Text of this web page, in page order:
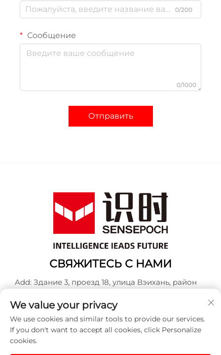
0/200
Сообщение
0/1000
Отправить
СВЯЖИТЕСЬ С НАМИ
Add: Здание 3, проезд 18, улица Вэихань, район
Тел.:+86-13917707297
Эл. почта:[email protected]
We value your privacy
We use cookies and similar tools to provide our services.
If you don't want to accept all cookies, click Personalize
cookies.